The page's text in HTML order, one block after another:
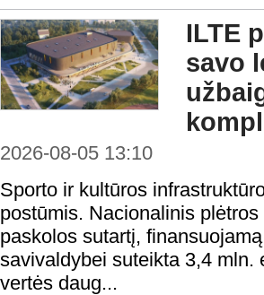
ILTE
savo
2026-08-05 13:10
Sporto ir kultūros
postūmis. Nacionalinis
paskolos sutartį,
savivaldybei suteikta 3,4 mln.
vertės daug...